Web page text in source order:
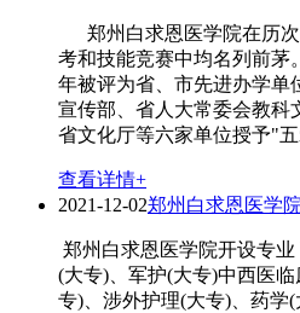
郑州白求恩医学院在历次
考和技能竞赛中均名列前茅
年被评为省、市先进办学单
宣传部、省人大常委会教科
省文化厅等六家单位授予"
查看详情+
2021-12-02郑州白求恩医学
郑州白求恩医学院开设专
(大专)、军护(大专)中西医
专)、涉外护理(大专)、药学